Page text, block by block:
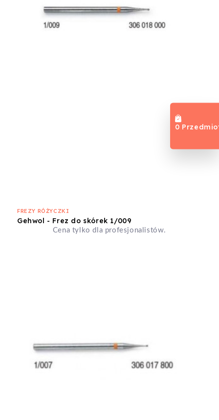
0
FREZY RÓŻYCZKI
Gehwol - Frez do skórek 1/009
Cena tylko dla profesjonalistów.